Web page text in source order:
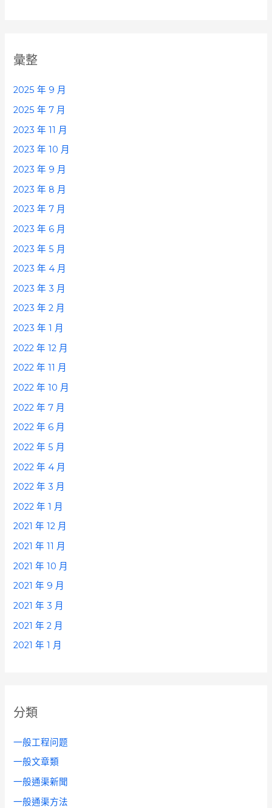
彙整
2025 年 9 月
2025 年 7 月
2023 年 11 月
2023 年 10 月
2023 年 9 月
2023 年 8 月
2023 年 7 月
2023 年 6 月
2023 年 5 月
2023 年 4 月
2023 年 3 月
2023 年 2 月
2023 年 1 月
2022 年 12 月
2022 年 11 月
2022 年 10 月
2022 年 7 月
2022 年 6 月
2022 年 5 月
2022 年 4 月
2022 年 3 月
2022 年 1 月
2021 年 12 月
2021 年 11 月
2021 年 10 月
2021 年 9 月
2021 年 3 月
2021 年 2 月
2021 年 1 月
分類
一般工程问题
一般文章類
一般通渠新聞
一般通渠方法